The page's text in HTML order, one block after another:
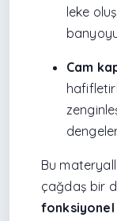
leke
Cam
Bu
çağdaş bir
fonksiyonel